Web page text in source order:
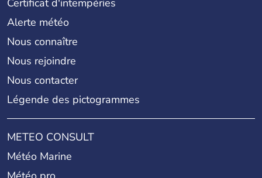
Certificat d'intempéries
Alerte météo
Nous connaître
Nous rejoindre
Nous contacter
Légende des pictogrammes
METEO CONSULT
Météo Marine